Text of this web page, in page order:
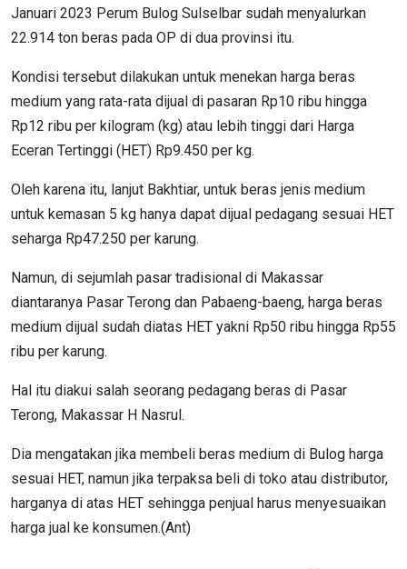
Januari 2023 Perum Bulog Sulselbar sudah menyalurkan
22.914 ton beras pada OP di dua provinsi itu.
Kondisi tersebut dilakukan untuk menekan harga beras
medium yang rata-rata dijual di pasaran Rp10 ribu hingga
Rp12 ribu per kilogram (kg) atau lebih tinggi dari Harga
Eceran Tertinggi (HET) Rp9.450 per kg.
Oleh karena itu, lanjut Bakhtiar, untuk beras jenis medium
untuk kemasan 5 kg hanya dapat dijual pedagang sesuai HET
seharga Rp47.250 per karung.
Namun, di sejumlah pasar tradisional di Makassar
diantaranya Pasar Terong dan Pabaeng-baeng, harga beras
medium dijual sudah diatas HET yakni Rp50 ribu hingga Rp55
ribu per karung.
Hal itu diakui salah seorang pedagang beras di Pasar
Terong, Makassar H Nasrul.
Dia mengatakan jika membeli beras medium di Bulog harga
sesuai HET, namun jika terpaksa beli di toko atau distributor,
harganya di atas HET sehingga penjual harus menyesuaikan
harga jual ke konsumen.(Ant)